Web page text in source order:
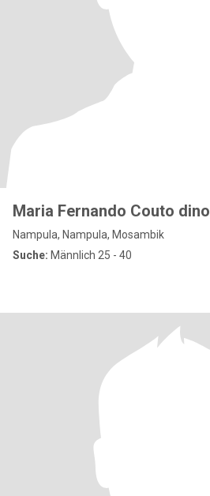
Maria Fernando Couto dino
Nampula, Nampula, Mosambik
Suche: Männlich 25 - 40